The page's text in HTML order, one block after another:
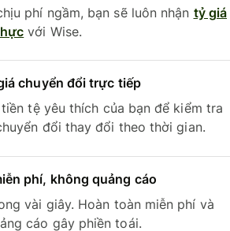
phí ngầm, bạn sẽ luôn nhận tỷ giá
với Wise.
chuyển đổi trực tiếp
tệ yêu thích của bạn để kiểm tra
đổi thay đổi theo thời gian.
phí, không quảng cáo
vài giây. Hoàn toàn miễn phí và
cáo gây phiền toái.